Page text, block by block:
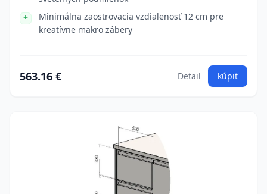
Minimálna zaostrovacia vzdialenosť 12 cm pre
kreatívne makro zábery
563.16 € Detail kúpiť